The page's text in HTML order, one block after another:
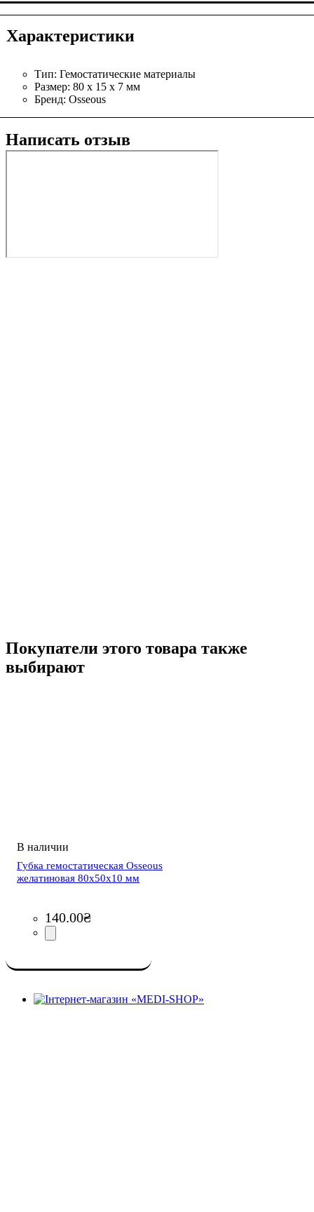
Характеристики
Тип: Гемостатические материалы
Размер: 80 x 15 x 7 мм
Бренд: Osseous
Написать отзыв
Покупатели этого товара также
выбирают
Губка гемостатическая Osseous
желатиновая 80x50x10 мм
140.00₴